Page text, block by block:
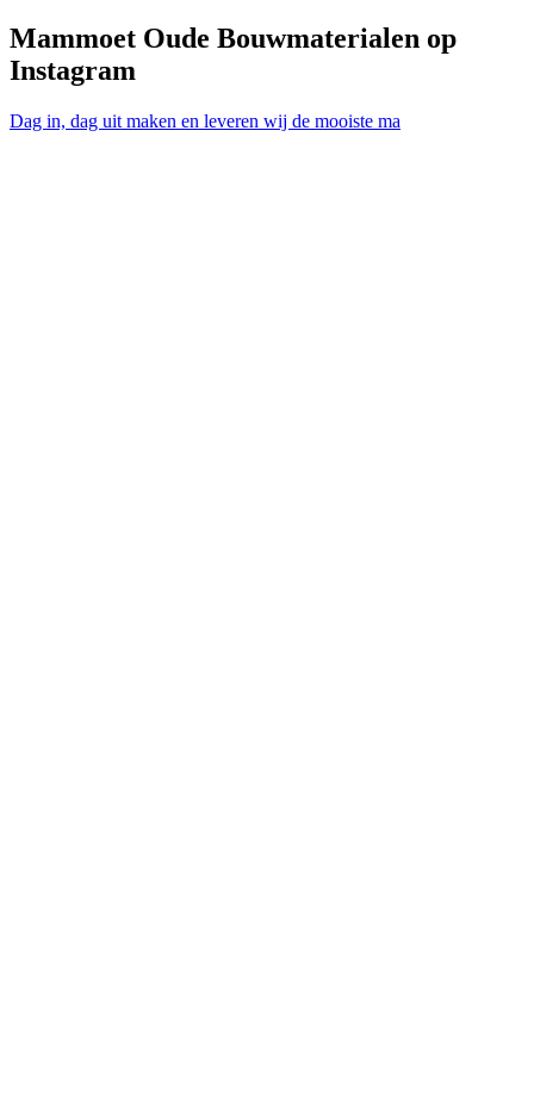
Mammoet Oude Bouwmaterialen op
Instagram
Dag in, dag uit maken en leveren wij de mooiste ma